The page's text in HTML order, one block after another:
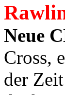
Neue
Cross,
der